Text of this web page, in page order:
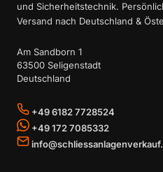
und Sicherheitstechnik.
Versand nach Deutschland &
Am Sandborn 1
63500 Seligenstadt
Deutschland
+49 6182 7728524
+49 172 7085332